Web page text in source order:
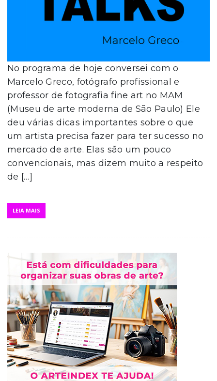
No programa de hoje conversei com o
Marcelo Greco, fotógrafo profissional e
professor de fotografia fine art no MAM
(Museu de arte moderna de São Paulo) Ele
deu várias dicas importantes sobre o que
um artista precisa fazer para ter sucesso no
mercado de arte. Elas são um pouco
convencionais, mas dizem muito a respeito
de […]
LEIA MAIS